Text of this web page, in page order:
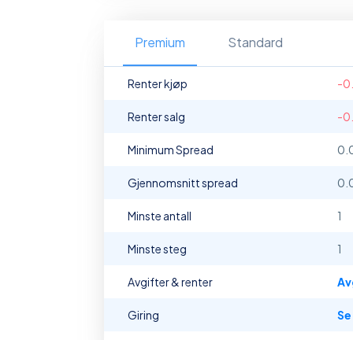
Premium Standard
Renter kjøp -
Renter salg -
Minimum Spread
Gjennomsnitt spread
Minste antall 1
Minste steg 1
Avgifter & renter
Giring